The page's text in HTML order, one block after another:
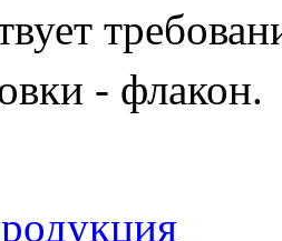
- флакон.